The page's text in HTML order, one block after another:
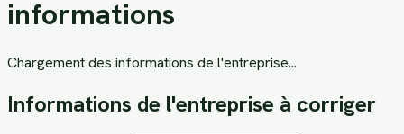
informations
Chargement des informations de l'entreprise...
Informations de l'entreprise à corriger